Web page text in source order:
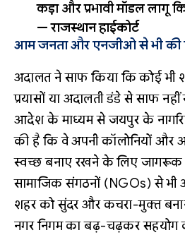
कड़ा और प्रभावी मॉडल लागू
—राजस्थान हाईकोर्ट
आम जनता और एनजीओ से भी की
अदालत ने साफ किया कि कोई भी
प्रयासों या अदालती डंडे से साफ
आदेश के माध्यम से जयपुर के
की है कि वे अपनी कॉलोनियों और
स्वच्छ बनाए रखने के लिए जागरूक
सामाजिक संगठनों (NGOs) से भी
शहर को सुंदर और कचरा-मुक्त
नगर निगम का बढ़-चढ़कर सहयोग